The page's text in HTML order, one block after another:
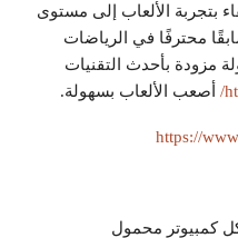
بتجربة الألعاب إلى مستوى
محترفًا في الرياضات
مزودة بأحدث التقنيات
أصعب الألعاب بسهولة.
https://
كمبيوتر محمول